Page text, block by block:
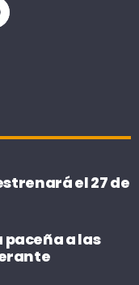
el 27 de
a las